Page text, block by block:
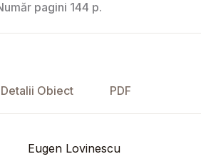
pagini 144 p.
Detalii Obiect PDF
Eugen Lovinescu